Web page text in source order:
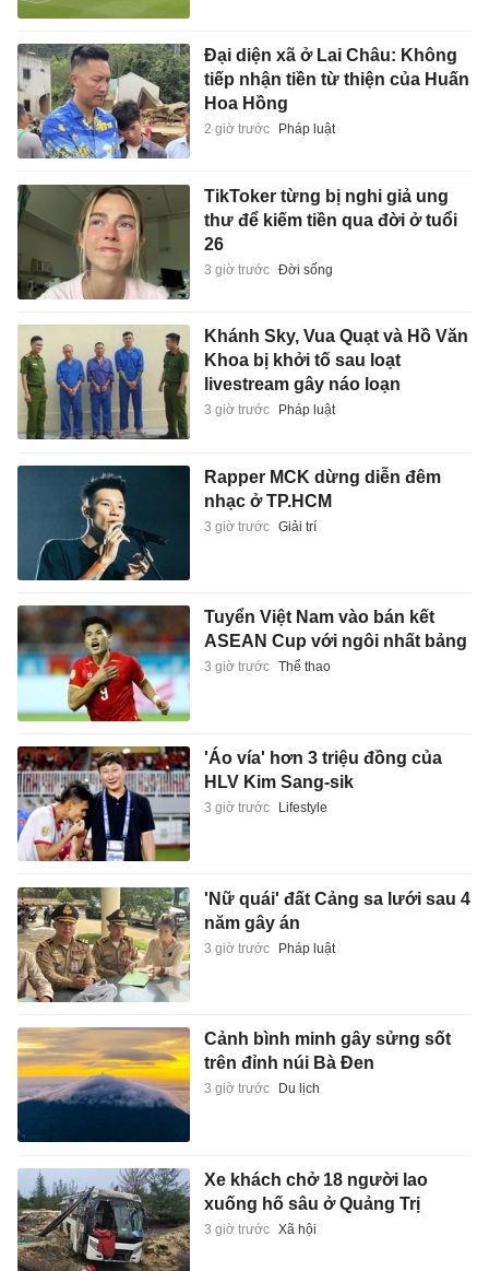
Đại diện xã ở Lai Châu: Không
tiếp nhận tiền từ thiện của Huấn
Hoa Hồng
2 giờ trước Pháp luật
TikToker từng bị nghi giả ung
thư để kiếm tiền qua đời ở tuổi
26
3 giờ trước Đời sống
Khánh Sky, Vua Quạt và Hồ Văn
Khoa bị khởi tố sau loạt
livestream gây náo loạn
3 giờ trước Pháp luật
Rapper MCK dừng diễn đêm
nhạc ở TP.HCM
3 giờ trước Giải trí
Tuyển Việt Nam vào bán kết
ASEAN Cup với ngôi nhất bảng
3 giờ trước Thể thao
'Áo vía' hơn 3 triệu đồng của
HLV Kim Sang-sik
3 giờ trước Lifestyle
'Nữ quái' đất Cảng sa lưới sau 4
năm gây án
3 giờ trước Pháp luật
Cảnh bình minh gây sửng sốt
trên đỉnh núi Bà Đen
3 giờ trước Du lịch
Xe khách chở 18 người lao
xuống hố sâu ở Quảng Trị
3 giờ trước Xã hội